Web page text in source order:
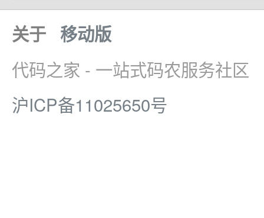
关于 移动版
代码之家 - 一站式码农服务社区
沪ICP备11025650号